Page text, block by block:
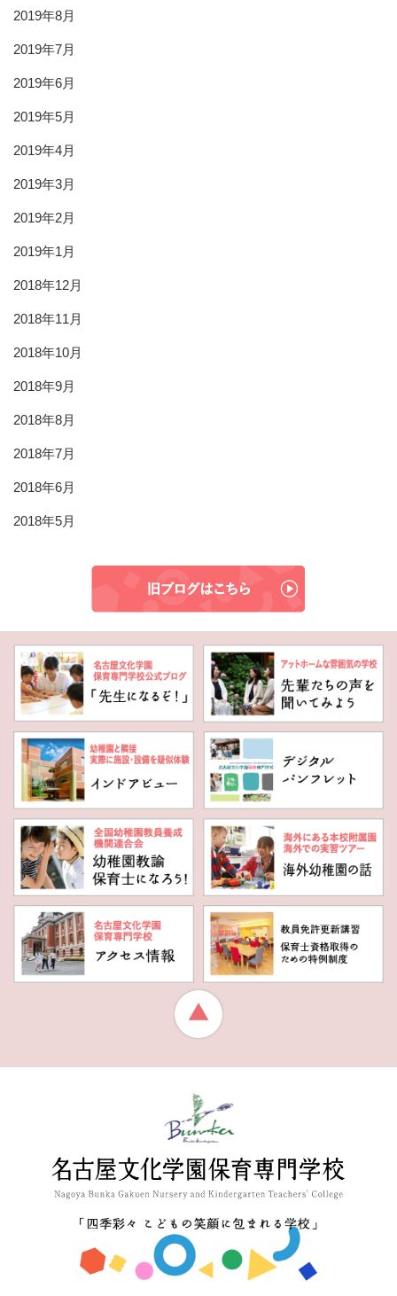
2019年8月
2019年7月
2019年6月
2019年5月
2019年4月
2019年3月
2019年2月
2019年1月
2018年12月
2018年11月
2018年10月
2018年9月
2018年8月
2018年7月
2018年6月
2018年5月